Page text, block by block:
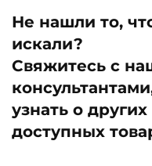
Не нашли то,
искали?
Свяжитесь с
узнать о других
доступных